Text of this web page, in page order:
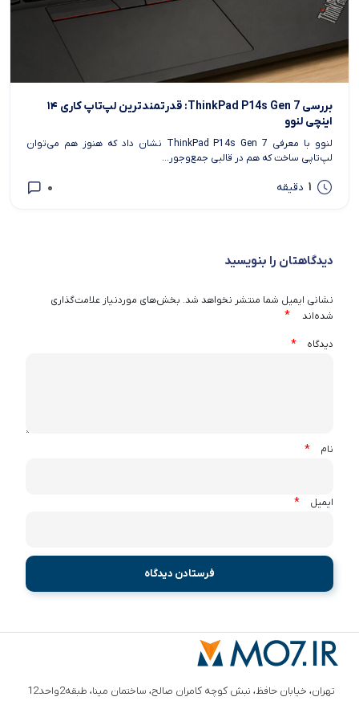
بررسی ThinkPad P14s Gen 7: قدرتمندترین لپ‌تاپ کاری ۱۴
اینچی لنوو
لنوو با معرفی ThinkPad P14s Gen 7 نشان داد که هنوز هم می‌توان
لپ‌تاپی ساخت که هم در قالبی جمع‌وجور...
1 دقیقه 0
دیدگاهتان را بنویسید
نشانی ایمیل شما منتشر نخواهد شد. بخش‌های موردنیاز علامت‌گذاری
شده‌اند
*
دیدگاه *
نام *
ایمیل *
تهران، خیابان حافظ، نبش کوچه کامران صالح، ساختمان مینا، طبقه2واحد12